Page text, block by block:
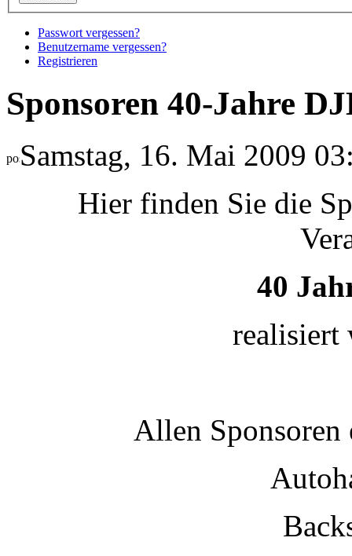
Passwort vergessen?
Benutzername vergessen?
Registrieren
Sponsoren 40-Jahre
Samstag, 16. Mai 2009
Hier finden Sie die
40
realisiert
Allen